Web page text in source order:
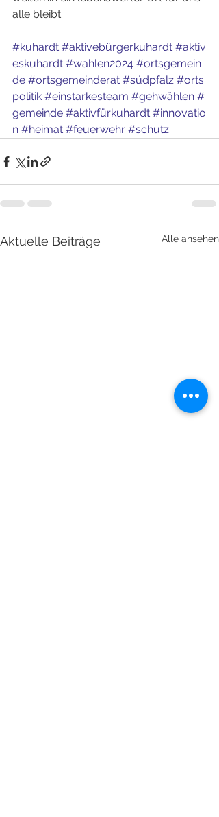
alle bleibt.
#kuhardt #aktivebürgerkuhardt #aktiv
eskuhardt #wahlen2024 #ortsgemein
de #ortsgemeinderat #südpfalz #orts
politik #einstarkesteam #gehwählen #
gemeinde #aktivfürkuhardt #innovatio
n #heimat #feuerwehr #schutz
Aktuelle Beiträge Alle ansehen